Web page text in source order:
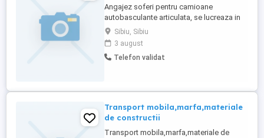
Angajez soferi pentru camioane
autobasculante articulata, se lucreaza in
Sibiu.Sibiu, Sibiu
3 august
Telefon validat
Transport mobila,marfa,materiale
de constructii
Transport mobila,marfa,materiale de